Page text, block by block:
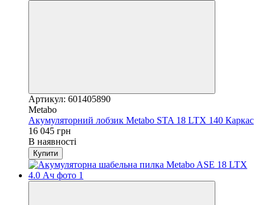
Артикул: 601405890
Metabo
Акумуляторний лобзик Metabo STA 18 LTX 140 Каркас
16 045 грн
В наявності
Купити